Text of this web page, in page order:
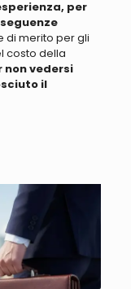
per
di merito per gli
costo della
vedersi
il